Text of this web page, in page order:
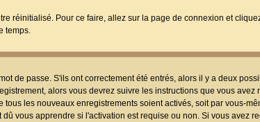
réinitialisé. Pour ce faire, allez sur la page de connexion et
temps.
de passe. S'ils ont correctement été entrés, alors il y a deux
alors vous devrez suivre les instructions que vous avez
les nouveaux enregistrements soient activés, soit par vous-
vous apprendre si l'activation est requise ou non. Si vous avez